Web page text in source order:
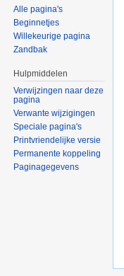
Alle pagina's
Beginnetjes
Willekeurige pagina
Zandbak
Hulpmiddelen
Verwijzingen naar deze
pagina
Verwante wijzigingen
Speciale pagina's
Printvriendelijke versie
Permanente koppeling
Paginagegevens